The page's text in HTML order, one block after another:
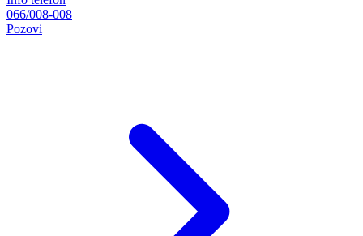
066/008-008
Pozovi